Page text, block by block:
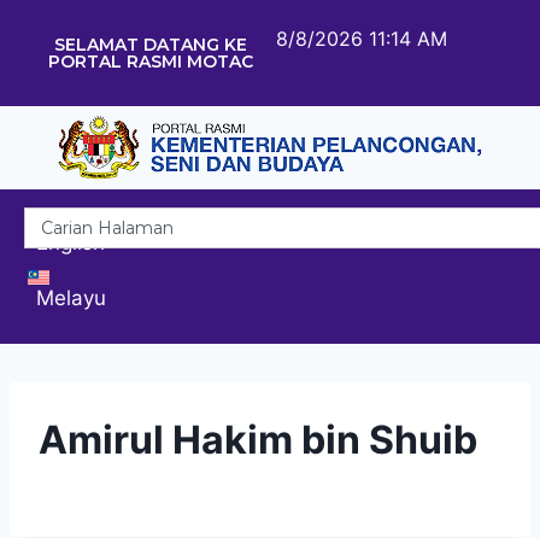
SELAMAT DATANG KE
PORTAL RASMI MOTAC
8/8/2026 11:14 AM
English
Melayu
Amirul Hakim bin Shuib